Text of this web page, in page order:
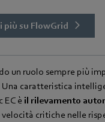
più su FlowGrid
un ruolo sempre più
caratteristica
EC è il rilevamento
critiche nelle